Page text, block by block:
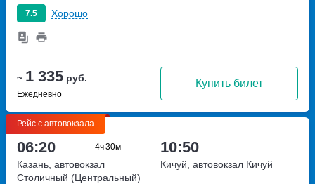
~ 1 335 руб.
Ежедневно
Купить билет
7.5 Хорошо
Рейс с автовокзала
06:20 4ч30м 10:50
Казань, автовокзал
Столичный (Центральный)
Кичуй, автовокзал Кичуй